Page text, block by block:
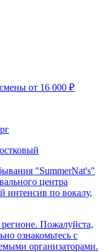
от 16 000 ₽
"SummerNat's"
центра
интенсив по вокалу,
регионе. Пожалуйста,
ознакомьтесь с
организаторами.